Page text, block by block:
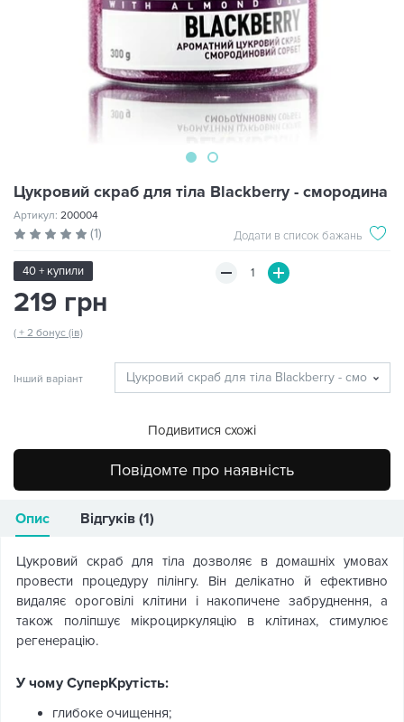
Цукровий скраб для тіла Blackberry - смородина
Артикул: 200004
(1) Додати в список бажань
40 + купили
219 грн
( + 2 бонус (ів)
Інший варіант
Подивитися схожі
Повідомте про наявність
Опис Відгуків (1)
Цукровий скраб для тіла дозволяє в домашніх умовах
провести процедуру пілінгу. Він делікатно й ефективно
видаляє ороговілі клітини і накопичене забруднення, а
також поліпшує мікроциркуляцію в клітинах, стимулює
регенерацію.
У чому СуперКрутість:
глибоке очищення;